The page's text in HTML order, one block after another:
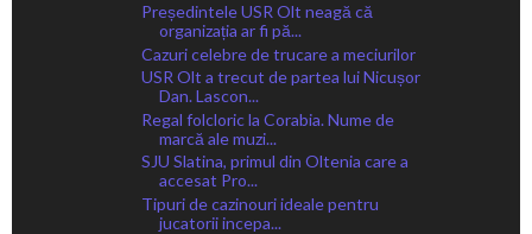
Președintele USR Olt neagă că
organizația ar fi pă...
Cazuri celebre de trucare a meciurilor
USR Olt a trecut de partea lui Nicușor
Dan. Lascon...
Regal folcloric la Corabia. Nume de
marcă ale muzi...
SJU Slatina, primul din Oltenia care a
accesat Pro...
Tipuri de cazinouri ideale pentru
jucatorii incepa...